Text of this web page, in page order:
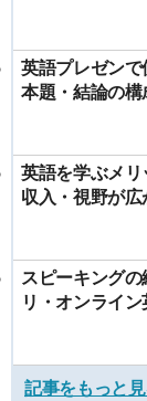
英語プレゼン
本題・結論の構
英語を学ぶメリ
収入・視野が
スピーキング
リ・オンライ
記事をもっと